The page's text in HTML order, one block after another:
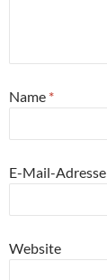
Name *
E-Mail-Adresse
Website